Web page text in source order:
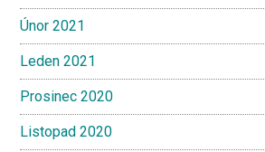
Únor 2021
Leden 2021
Prosinec 2020
Listopad 2020